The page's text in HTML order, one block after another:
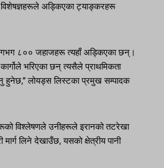
विशेषज्ञहरूले अड्किएका ट्याङ्करहरू
८०० जहाजहरू त्यहाँ अड्किएका छन्।
भरिएका छन् त्यसैले प्राथमिकता
हुनेछ,” लोयड्स लिस्टका प्रमुख सम्पादक
विश्लेषणले उनीहरूले इरानको तटरेखा
लिने देखाउँछ, यसको क्षेत्रीय पानी